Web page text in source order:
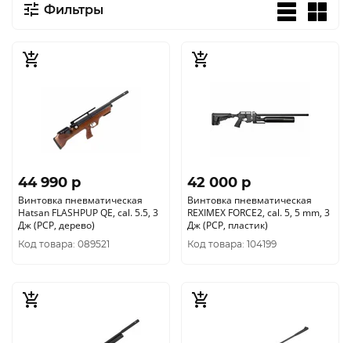
Фильтры
44 990 p
Винтовка пневматическая
Hatsan FLASHPUP QE, cal. 5.5, 3
Дж (РСР, дерево)
Код товара: 089521
42 000 p
Винтовка пневматическая
REXIMEX FORCE2, cal. 5, 5 mm, 3
Дж (РСР, пластик)
Код товара: 104199